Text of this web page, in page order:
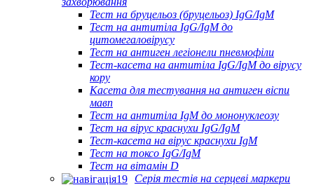
Тест на бруцельоз (бруцельоз) IgG/IgM
Тест на антитіла IgG/IgM до
цитомегаловірусу
Тест на антиген легіонели пневмофіли
Тест-касета на антитіла IgG/IgM до вірусу
кору
Касета для тестування на антиген віспи
мавп
Тест на антитіла IgM до мононуклеозу
Тест на вірус краснухи IgG/IgM
Тест-касета на вірус краснухи IgM
Тест на токсо IgG/IgM
Тест на вітамін D
Серія тестів на серцеві маркери